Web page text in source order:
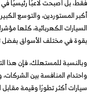
فقط، بل أصبحت لاعبًا رئيسيًا في
أكبر المستوردين، والتوسع
السيارات الكهربائية، كلها
بقوة في مختلف الأسواق بفضل
وبالنسبة للمستهلك، فإن هذا
واحتدام المنافسة بين
سيارات أكثر تطورًا وقيمة